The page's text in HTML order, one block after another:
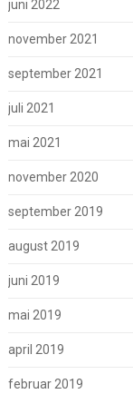
juni 2022
november 2021
september 2021
juli 2021
mai 2021
november 2020
september 2019
august 2019
juni 2019
mai 2019
april 2019
februar 2019